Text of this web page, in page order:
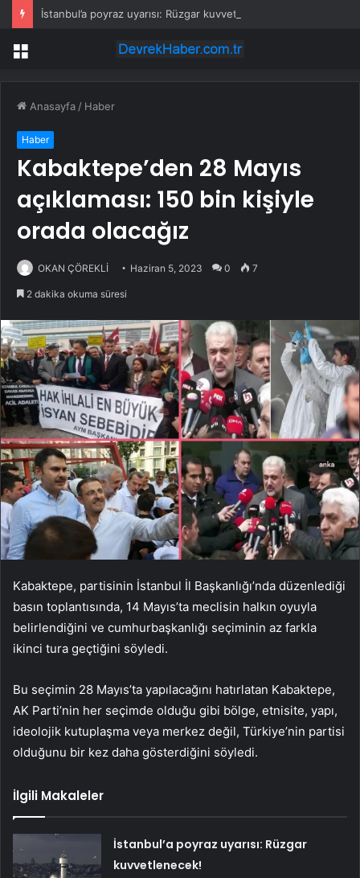
İstanbul’a poyraz uyarısı: Rüzgar kuvvetlenecek!
Menü
Anasayfa / Haber
Haber
Kabaktepe’den 28 Mayıs
açıklaması: 150 bin kişiyle
orada olacağız
OKAN ÇÖREKLİ Haziran 5, 2023 0 7
2 dakika okuma süresi
Kabaktepe, partisinin İstanbul İl Başkanlığı’nda düzenlediği
basın toplantısında, 14 Mayıs’ta meclisin halkın oyuyla
belirlendiğini ve cumhurbaşkanlığı seçiminin az farkla
ikinci tura geçtiğini söyledi.
Bu seçimin 28 Mayıs’ta yapılacağını hatırlatan Kabaktepe,
AK Parti’nin her seçimde olduğu gibi bölge, etnisite, yapı,
ideolojik kutuplaşma veya merkez değil, Türkiye’nin partisi
olduğunu bir kez daha gösterdiğini söyledi.
İlgili Makaleler
İstanbul’a poyraz uyarısı: Rüzgar
kuvvetlenecek!